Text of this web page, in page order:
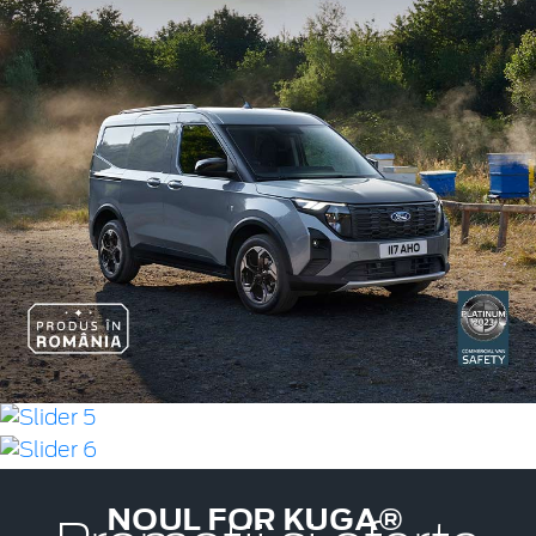
NOUL FOR KUGA®